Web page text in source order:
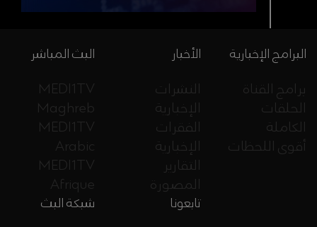
البث المباشر
MEDI1TV
Maghreb
MEDI1TV
Arabic
MEDI1TV
Afrique
الأخبار
النشرات
الإخبارية
الفقرات
الإخبارية
التقارير
المصورة
البرامج الإخبارية
برامج القناة
الحلقات
الكاملة
أقوى اللحظات
شبكة البث تابعونا